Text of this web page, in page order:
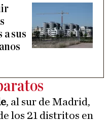
a sus
, al sur de Madrid,
los 21 distritos en